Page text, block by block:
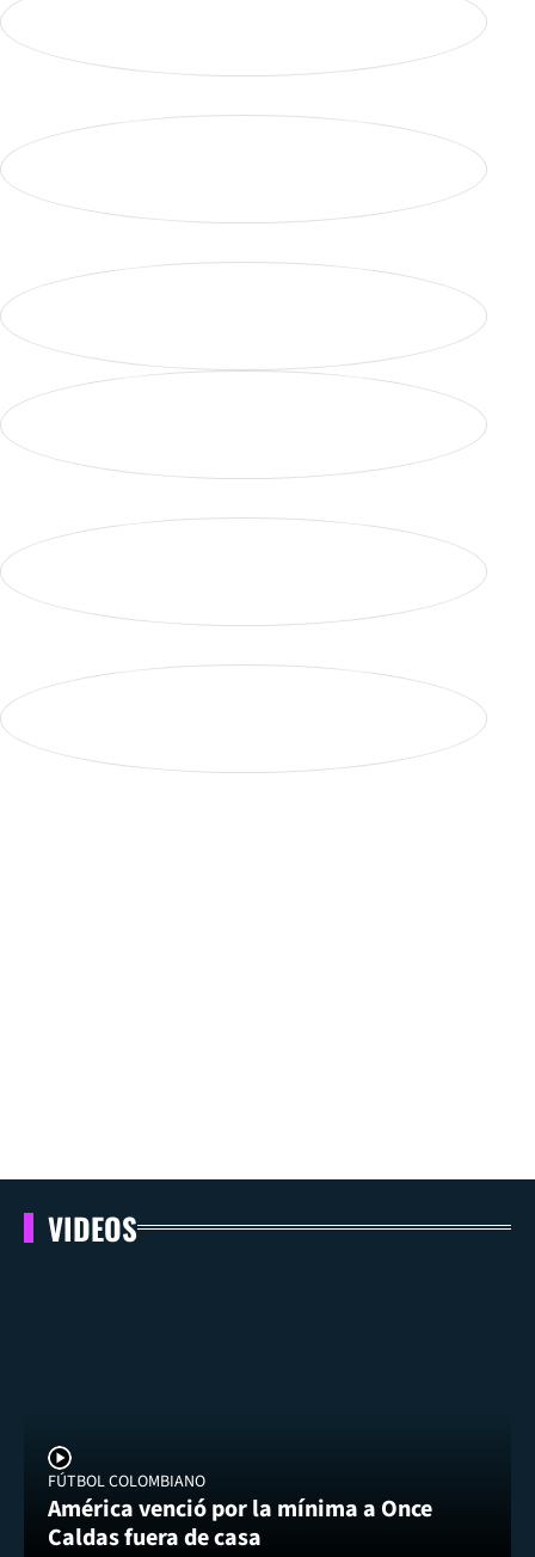
VIDEOS
FÚTBOL COLOMBIANO
América venció por la mínima a Once
Caldas fuera de casa